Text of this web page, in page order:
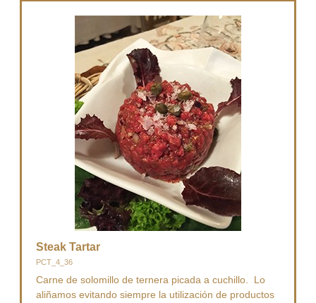
Steak Tartar
PCT_4_36
Carne de solomillo de ternera picada a cuchillo. Lo
aliñamos evitando siempre la utilización de productos